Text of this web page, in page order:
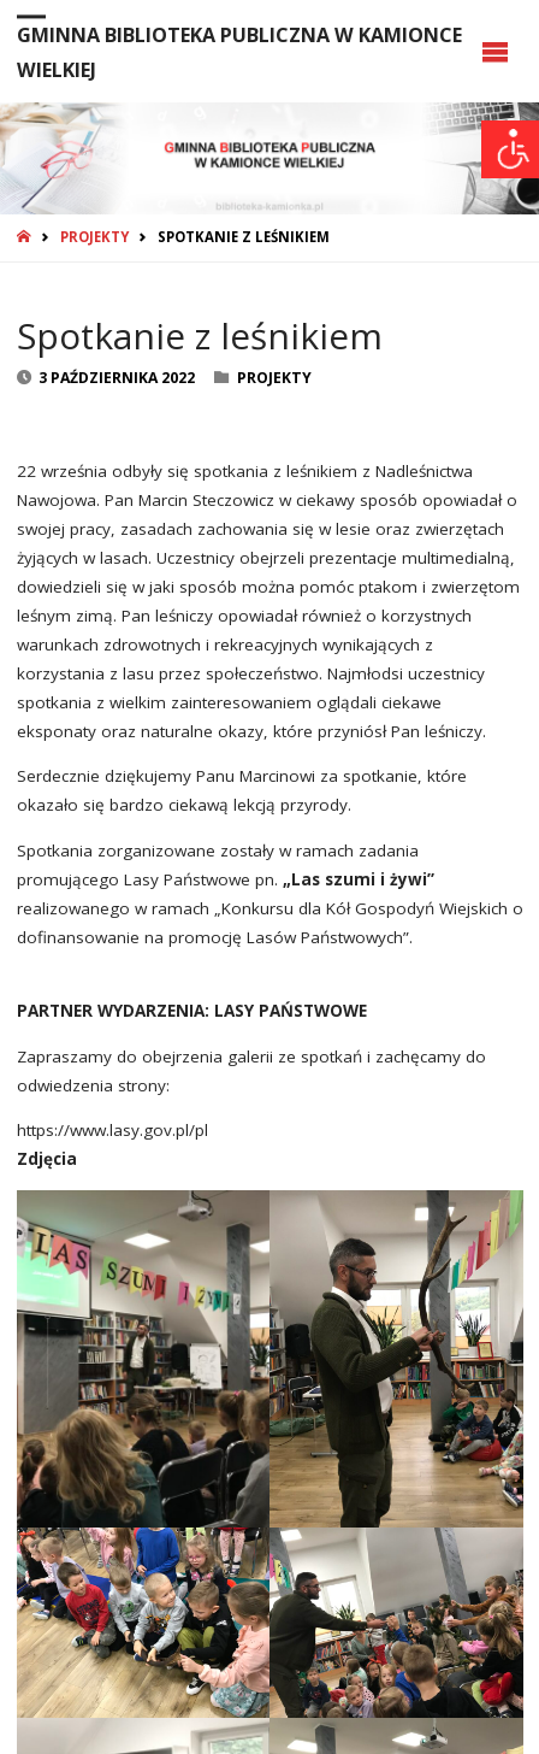
GMINNA BIBLIOTEKA PUBLICZNA W KAMIONCE
WIELKIEJ
STRONA
PROJEKTY SPOTKANIE Z LEŚNIKIEM
Spotkanie z leśnikiem
3 PAŹDZIERNIKA 2022 PROJEKTY
22 września odbyły się spotkania z leśnikiem z Nadleśnictwa
Nawojowa. Pan Marcin Steczowicz w ciekawy sposób opowiadał o
swojej pracy, zasadach zachowania się w lesie oraz zwierzętach
żyjących w lasach. Uczestnicy obejrzeli prezentacje multimedialną,
dowiedzieli się w jaki sposób można pomóc ptakom i zwierzętom
leśnym zimą. Pan leśniczy opowiadał również o korzystnych
warunkach zdrowotnych i rekreacyjnych wynikających z
korzystania z lasu przez społeczeństwo. Najmłodsi uczestnicy
spotkania z wielkim zainteresowaniem oglądali ciekawe
eksponaty oraz naturalne okazy, które przyniósł Pan leśniczy.
Serdecznie dziękujemy Panu Marcinowi za spotkanie, które
okazało się bardzo ciekawą lekcją przyrody.
Spotkania zorganizowane zostały w ramach zadania
promującego Lasy Państwowe pn. „Las szumi i żywi”
realizowanego w ramach „Konkursu dla Kół Gospodyń Wiejskich o
dofinansowanie na promocję Lasów Państwowych”.
PARTNER WYDARZENIA: LASY PAŃSTWOWE
Zapraszamy do obejrzenia galerii ze spotkań i zachęcamy do
odwiedzenia strony:
https://www.lasy.gov.pl/pl
Zdjęcia